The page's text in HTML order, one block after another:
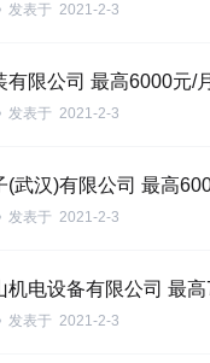
发表于 2021-2-3
有限公司 最高6000元/
发表于 2021-2-3
(武汉)有限公司 最高
发表于 2021-2-3
机电设备有限公司 最高
发表于 2021-2-3